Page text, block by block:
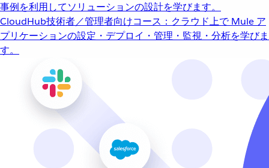
事例を利用してソリューションの設計を学びます。
CloudHub技術者／管理者向けコース：クラウド上で Mule ア
プリケーションの設定・デプロイ・管理・監視・分析を学びま
す。